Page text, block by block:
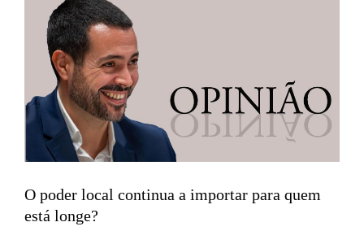
O poder local continua a importar para quem
está longe?